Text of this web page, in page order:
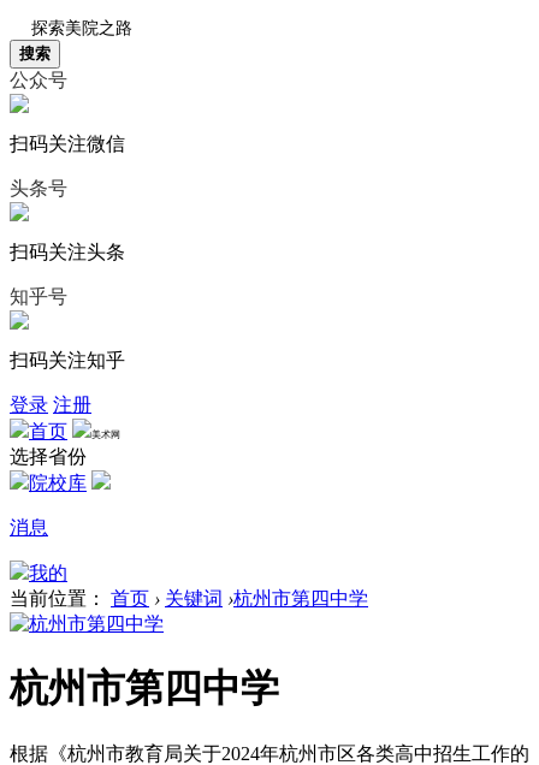
搜索
公众号
扫码关注微信
头条号
扫码关注头条
知乎号
扫码关注知乎
登录 注册
首页
美术网
选择省份
院校库
消息
我的
当前位置：
首页 › 关键词 ›杭州市第四中学
杭州市第四中学
根据《杭州市教育局关于2024年杭州市区各类高中招生工作的